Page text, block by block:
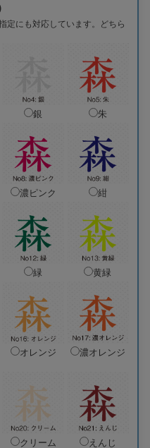
定にも対応しています。どちら
銀 朱
濃ピンク 紺
緑 黄緑
オレンジ 濃オレンジ
クリーム えんじ